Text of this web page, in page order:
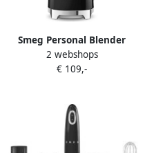
Smeg Personal Blender
Zwart PBF01BLEU |
Blenders | Keuken&Koken
2 webshops
€ 109,-